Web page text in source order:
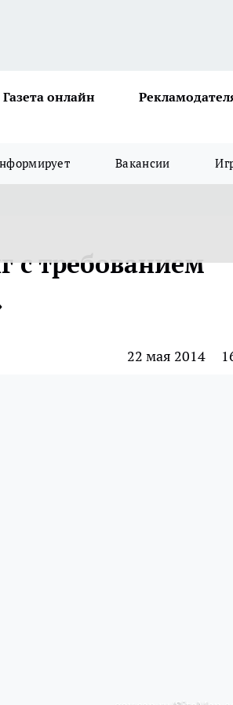
Газета онлайн
Вакансии
с требованием
22 мая 2014